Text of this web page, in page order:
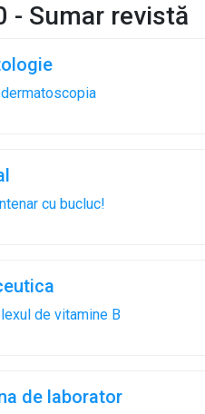
- Sumar revistă
cu bucluc!
de vitamine B
de laborator